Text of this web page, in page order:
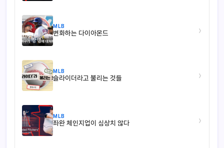
MLB
변화하는 다이아몬드 ›
MLB
슬라이더라고 불리는 것들 ›
MLB
좌완 체인지업이 심상치 않다 ›